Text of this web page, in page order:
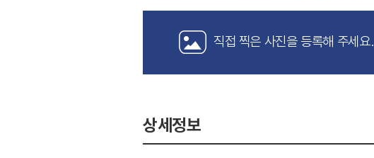
직접 찍은 사진을 등록해 주세요.
상세정보